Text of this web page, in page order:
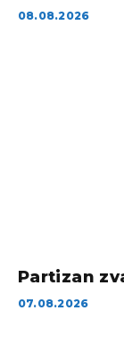
08.08.2026
Partizan
07.08.2026